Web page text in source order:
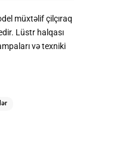
müxtəlif çilçıraq
Lüstr halqası
və texniki